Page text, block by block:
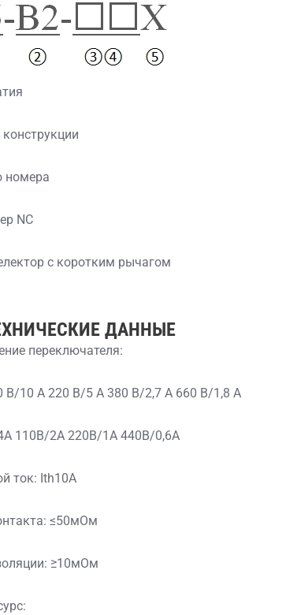
номера
NC
с коротким рычагом
ДАННЫЕ
переключателя:
В/10 А 220 В/5 А 380 В/2,7 А 660 В/1,8 А
110В/2А 220В/1А 440В/0,6А
ток: Ith10A
≤50мОм
≥10мОм